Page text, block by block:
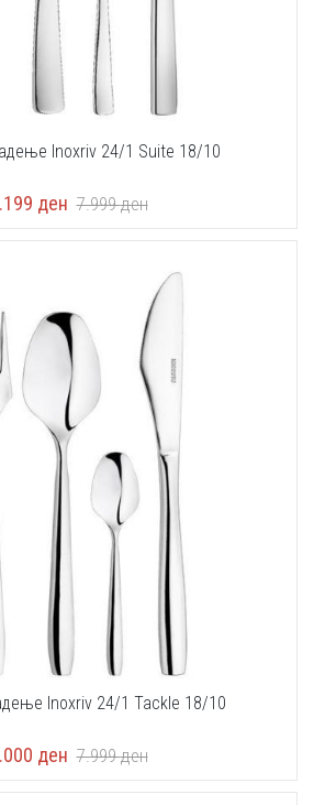
Inoxriv 24/1 Suite 18/10
ден 7.999ден
Inoxriv 24/1 Tackle 18/10
ден 7.999ден